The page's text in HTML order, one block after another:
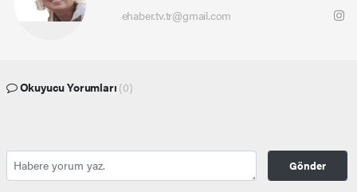
ehaber.tv.tr@gmail.com
Okuyucu Yorumları (0)
Gönder